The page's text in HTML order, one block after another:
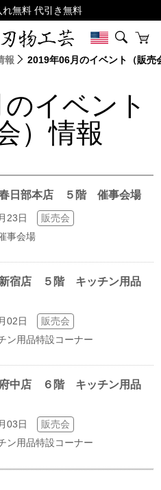
報 2019年06月のイベント（販売
のイベント
）情報
日部本店 ５階 催事会場
23日
販売会
事会場
宿店 ５階 キッチン用品
02日
販売会
用品特設コーナー
中店 ６階 キッチン用品
03日
販売会
用品特設コーナー